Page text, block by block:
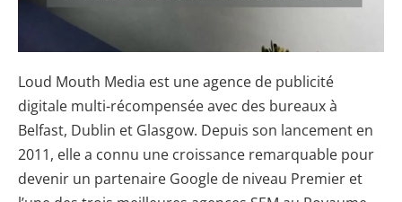
Loud Mouth Media est une agence de publicité
digitale multi-récompensée avec des bureaux à
Belfast, Dublin et Glasgow. Depuis son lancement en
2011, elle a connu une croissance remarquable pour
devenir un partenaire Google de niveau Premier et